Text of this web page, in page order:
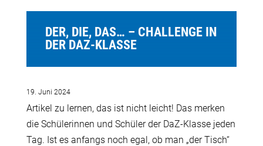
DER, DIE, DAS… – CHALLENGE IN
DER DAZ-KLASSE
19. Juni 2024
Artikel zu lernen, das ist nicht leicht! Das merken
die Schülerinnen und Schüler der DaZ-Klasse jeden
Tag. Ist es anfangs noch egal, ob man „der Tisch“